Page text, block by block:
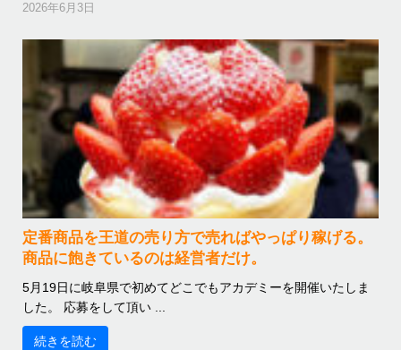
2026年6月3日
定番商品を王道の売り方で売ればやっぱり稼げる。
商品に飽きているのは経営者だけ。
5月19日に岐阜県で初めてどこでもアカデミーを開催いたしま
した。 応募をして頂い ...
続きを読む